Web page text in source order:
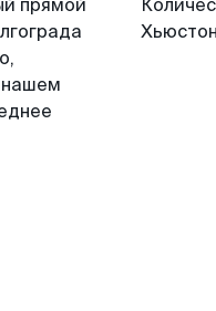
прямой
нашем